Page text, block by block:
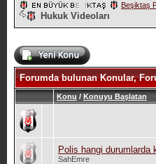
Beşiktaş
Hukuk Videoları
Forumda bulunan Konular,
Konu / Konuyu Başlatan
Polis hangi durumlarda
SahEmre